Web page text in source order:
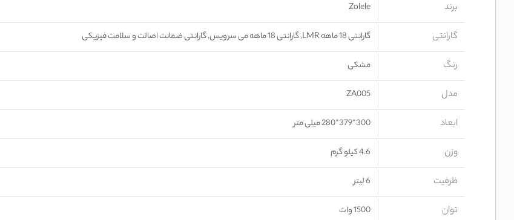
برند Zolele
گارانتی گارانتی 18 ماهه LMR, گارانتی 18 ماهه می سرویس, گارانتی ضمانت اصالت و سلامت فیزیکی
رنگ مشکی
مدل ZA005
ابعاد 300*379*280 میلی متر
وزن 4.6 کیلو گرم
ظرفیت 6 لیتر
توان 1500 وات